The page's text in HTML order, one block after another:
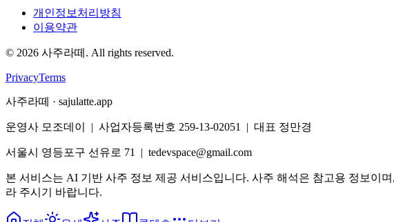
개인정보처리방침
이용약관
© 2026 사주라떼. All rights reserved.
PrivacyTerms
사주라떼 · sajulatte.app
운영사 모조데이 | 사업자등록번호 259-13-02051 | 대표 정만경
서울시 영등포구 선유로 71 | tedevspace@gmail.com
본 서비스는 AI 기반 사주 정보 제공 서비스입니다. 사주 해석은 참고용 정보이
라 주시기 바랍니다.